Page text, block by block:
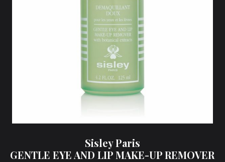
Sisley Paris
GENTLE EYE AND LIP MAKE-UP REMOVER